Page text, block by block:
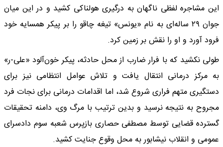
این مشاجره لفظی ناگهان به درگیری هولناکی کشید و در این میان
جوان ۲۹ ساله‌ای به نام «یونس» تیغه چاقو را بر پیکر همسایه خود
فرود آورد و او را نقش بر زمین کرد.
طولی نکشید که با فرار ضارب از محل حادثه، پیکر خون‌آلود «علی-ر»
به مرکز درمانی انتقال یافت و تلاش عوامل انتظامی نیز برای
دستگیری متهم فراری شروع شد، اما اقدامات درمانی برای نجات فرد
مجروح به نتیجه نرسید و بدین ترتیب با مرگ وی، دامنه تحقیقات
گسترده قضایی توسط مصطفی حصاری بازپرس شعبه سوم دادسرای
عمومی و انقلاب نیشابور به محل وقوع جنایت کشید.